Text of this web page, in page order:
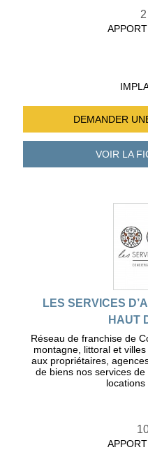
DEMANDER
VOIR LA
LES SERVICES
HAUT
Réseau de franchise de
montagne, littoral et
aux propriétaires,
de biens nos services
locations